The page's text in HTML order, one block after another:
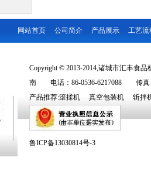
网站首页 公司简介 产品展示 工艺流
Copyright © 2013-2014,诸城市汇丰食
南 电话：86-0536-6217088 传真：
产品推荐:滚揉机 真空包装机 斩拌
鲁ICP备13030814号-3